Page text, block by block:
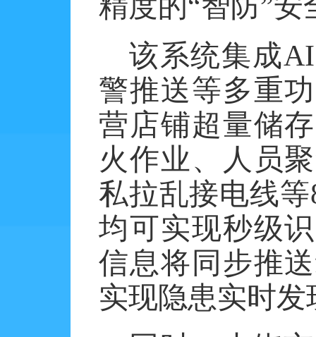
该系统集成AI
警推送等多重
营店铺超量储
火作业、人员
私拉乱接电线等
均可实现秒级
信息将同步推
实现隐患实时